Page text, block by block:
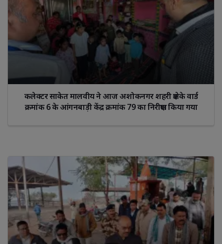
कलेक्टर साकेत मालवीय ने आज अशोकनगर शहरी क्षेत्र के वार्ड
क्रमांक 6 के आंगनबाड़ी केंद्र क्रमांक 79 का निरीक्षण किया गया